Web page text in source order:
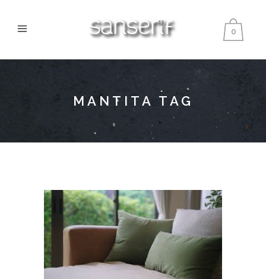
0
MANTITA TAG